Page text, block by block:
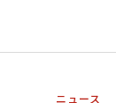
ニュース